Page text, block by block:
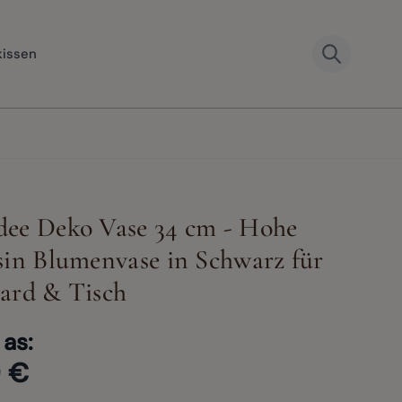
image
View larger image
Deko Vase 34 cm - Hohe
Blumenvase in Schwarz für
& Tisch
€